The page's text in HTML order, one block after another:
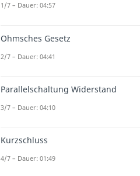
1/7 – Dauer: 04:57
Ohmsches Gesetz
2/7 – Dauer: 04:41
Parallelschaltung Widerstand
3/7 – Dauer: 04:10
Kurzschluss
4/7 – Dauer: 01:49